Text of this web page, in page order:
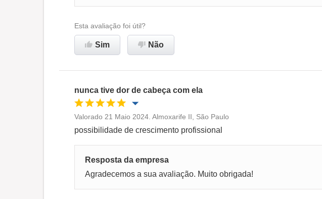
Esta avaliação foi útil?
Sim Não
nunca tive dor de cabeça com ela
Oportunidade de promoção
Valorado 21 Maio 2024. Almoxarife II, São Paulo
possibilidade de crescimento profissional
Resposta da empresa
Agradecemos a sua avaliação. Muito obrigada!